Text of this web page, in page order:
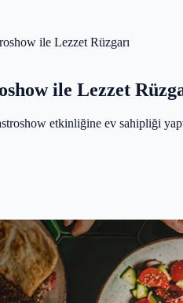
ile Lezzet Rüzgarı
ile Lezzet
etkinliğine ev sahipliği